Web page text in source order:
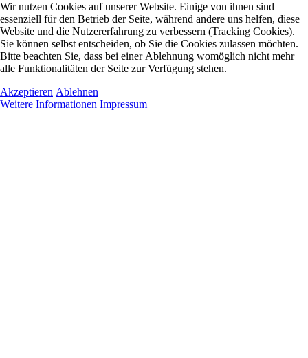
Wir nutzen Cookies auf unserer Website. Einige von ihnen sind
essenziell für den Betrieb der Seite, während andere uns helfen, diese
Website und die Nutzererfahrung zu verbessern (Tracking Cookies).
Sie können selbst entscheiden, ob Sie die Cookies zulassen möchten.
Bitte beachten Sie, dass bei einer Ablehnung womöglich nicht mehr
alle Funktionalitäten der Seite zur Verfügung stehen.
Akzeptieren Ablehnen
Weitere Informationen Impressum